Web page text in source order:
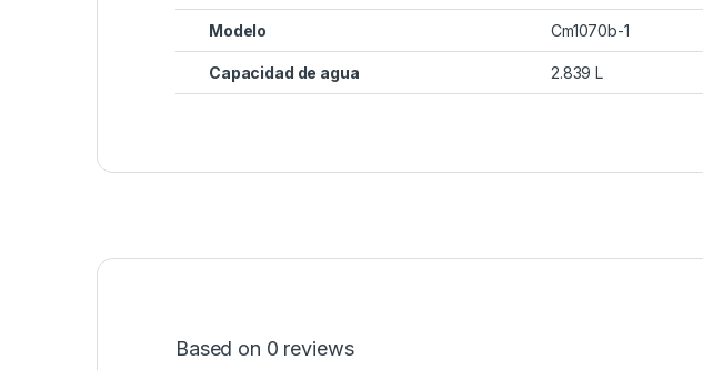
Modelo Cm1070b-1
Capacidad de agua 2.839 L
Based on 0 reviews